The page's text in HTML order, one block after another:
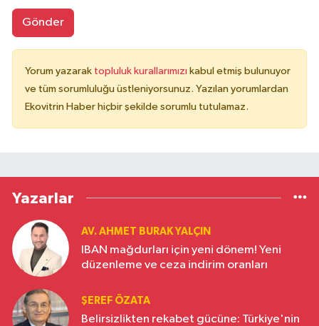
Gönder
Yorum yazarak topluluk kurallarımızı kabul etmiş bulunuyor
ve tüm sorumluluğu üstleniyorsunuz. Yazılan yorumlardan
Ekovitrin Haber hiçbir şekilde sorumlu tutulamaz.
Yazarlar
AV. AHMET BURAK YALÇIN
IBAN mağdurları için yeni dönem! Yeni
düzenleme ve ceza indirim oranları
ŞEREF ÖZATA
Belirsizlikten rekabet gücüne: Türkiye'nin